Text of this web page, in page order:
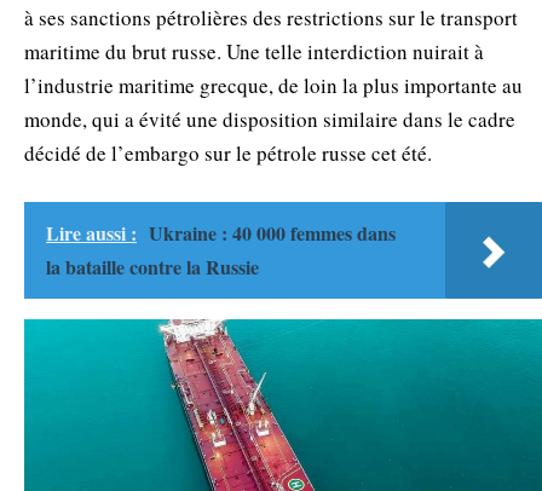
à ses sanctions pétrolières des restrictions sur le transport
maritime du brut russe. Une telle interdiction nuirait à
l’industrie maritime grecque, de loin la plus importante au
monde, qui a évité une disposition similaire dans le cadre
décidé de l’embargo sur le pétrole russe cet été.
Lire aussi : Ukraine : 40 000 femmes dans
la bataille contre la Russie